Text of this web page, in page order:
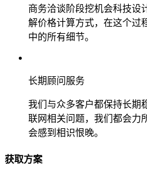
商务洽谈阶段挖机会科技设
解价格计算方式，在这个过
中的所有细节。
长期顾问服务
我们与众多客户都保持长期
联网相关问题，我们都会力
会感到相识恨晚。
获取方案